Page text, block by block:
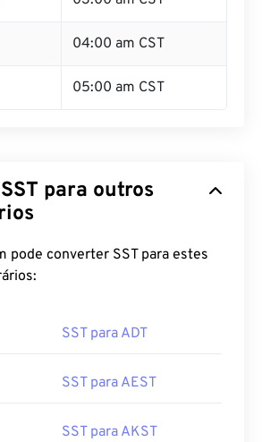
04:00 am CST
05:00 am CST
para outros
pode converter SST para estes
SST para ADT
SST para AEST
SST para AKST